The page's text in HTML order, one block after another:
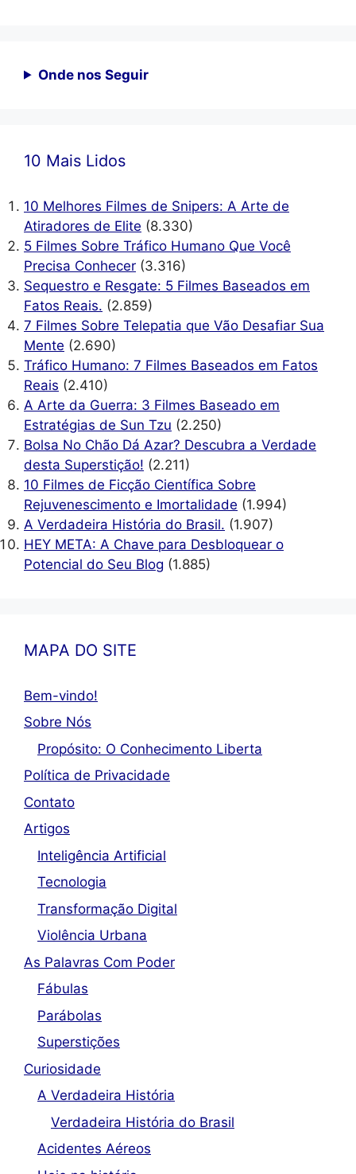
Onde nos Seguir
10 Mais Lidos
10 Melhores Filmes de Snipers: A Arte de
Atiradores de Elite (8.330)
5 Filmes Sobre Tráfico Humano Que Você
Precisa Conhecer (3.316)
Sequestro e Resgate: 5 Filmes Baseados em
Fatos Reais. (2.859)
7 Filmes Sobre Telepatia que Vão Desafiar Sua
Mente (2.690)
Tráfico Humano: 7 Filmes Baseados em Fatos
Reais (2.410)
A Arte da Guerra: 3 Filmes Baseado em
Estratégias de Sun Tzu (2.250)
Bolsa No Chão Dá Azar? Descubra a Verdade
desta Superstição! (2.211)
10 Filmes de Ficção Científica Sobre
Rejuvenescimento e Imortalidade (1.994)
A Verdadeira História do Brasil. (1.907)
HEY META: A Chave para Desbloquear o
Potencial do Seu Blog (1.885)
MAPA DO SITE
Bem-vindo!
Sobre Nós
Propósito: O Conhecimento Liberta
Política de Privacidade
Contato
Artigos
Inteligência Artificial
Tecnologia
Transformação Digital
Violência Urbana
As Palavras Com Poder
Fábulas
Parábolas
Superstições
Curiosidade
A Verdadeira História
Verdadeira História do Brasil
Acidentes Aéreos